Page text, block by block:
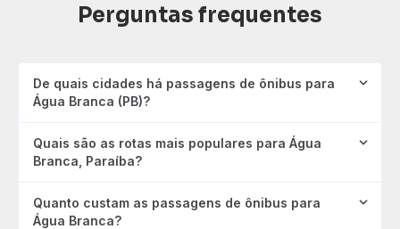
Perguntas frequentes
De quais cidades há passagens de ônibus para
Água Branca (PB)?
Quais são as rotas mais populares para Água
Branca, Paraíba?
Quanto custam as passagens de ônibus para
Água Branca?